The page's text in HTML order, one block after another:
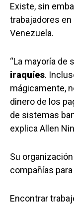
Existe, sin
trabajadores
Venezuela.
“La mayoría de
iraquíes.
mágicamente,
dinero de los
de sistemas
explica Allen
Su
compañías
Encontrar